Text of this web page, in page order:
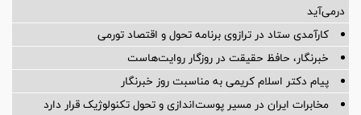
درمی‌آید
کارآمدی ستاد در ترازوی برنامه تحول و اقتصاد تورمی
خبرنگار، حافظ حقیقت در روزگار روایت‌هاست
پیام دکتر اسلام کریمی به مناسبت روز خبرنگار
مخابرات ایران در مسیر پوست‌اندازی و تحول تکنولوژیک قرار دارد